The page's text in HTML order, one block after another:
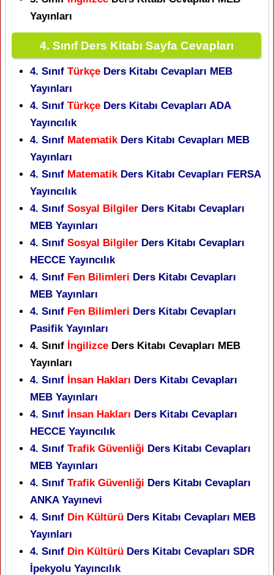
Yayınları
4. Sınıf Ders Kitabı Sayfa Cevapları
4. Sınıf Türkçe Ders Kitabı Cevapları MEB
Yayınları
4. Sınıf Türkçe Ders Kitabı Cevapları ADA
Yayıncılık
4. Sınıf MatematikDers Kitabı Cevapları MEB
Yayınları
4. Sınıf MatematikDers Kitabı Cevapları FERSA
Yayıncılık
4. Sınıf Sosyal Bilgiler Ders Kitabı Cevapları
MEB Yayınları
4. Sınıf Sosyal Bilgiler Ders Kitabı Cevapları
HECCE Yayıncılık
4. Sınıf Fen Bilimleri Ders Kitabı Cevapları
MEB Yayınları
4. Sınıf Fen Bilimleri Ders Kitabı Cevapları
Pasifik Yayınları
4. Sınıf İngilizce Ders Kitabı Cevapları MEB
Yayınları
4. Sınıf İnsan Hakları Ders Kitabı Cevapları
MEB Yayınları
4. Sınıf İnsan Hakları Ders Kitabı Cevapları
HECCE Yayıncılık
4. Sınıf Trafik Güvenliği Ders Kitabı Cevapları
MEB Yayınları
4. Sınıf Trafik Güvenliği Ders Kitabı Cevapları
ANKA Yayınevi
4. Sınıf Din Kültürü Ders Kitabı Cevapları MEB
Yayınları
4. Sınıf Din Kültürü Ders Kitabı Cevapları SDR
İpekyolu Yayıncılık